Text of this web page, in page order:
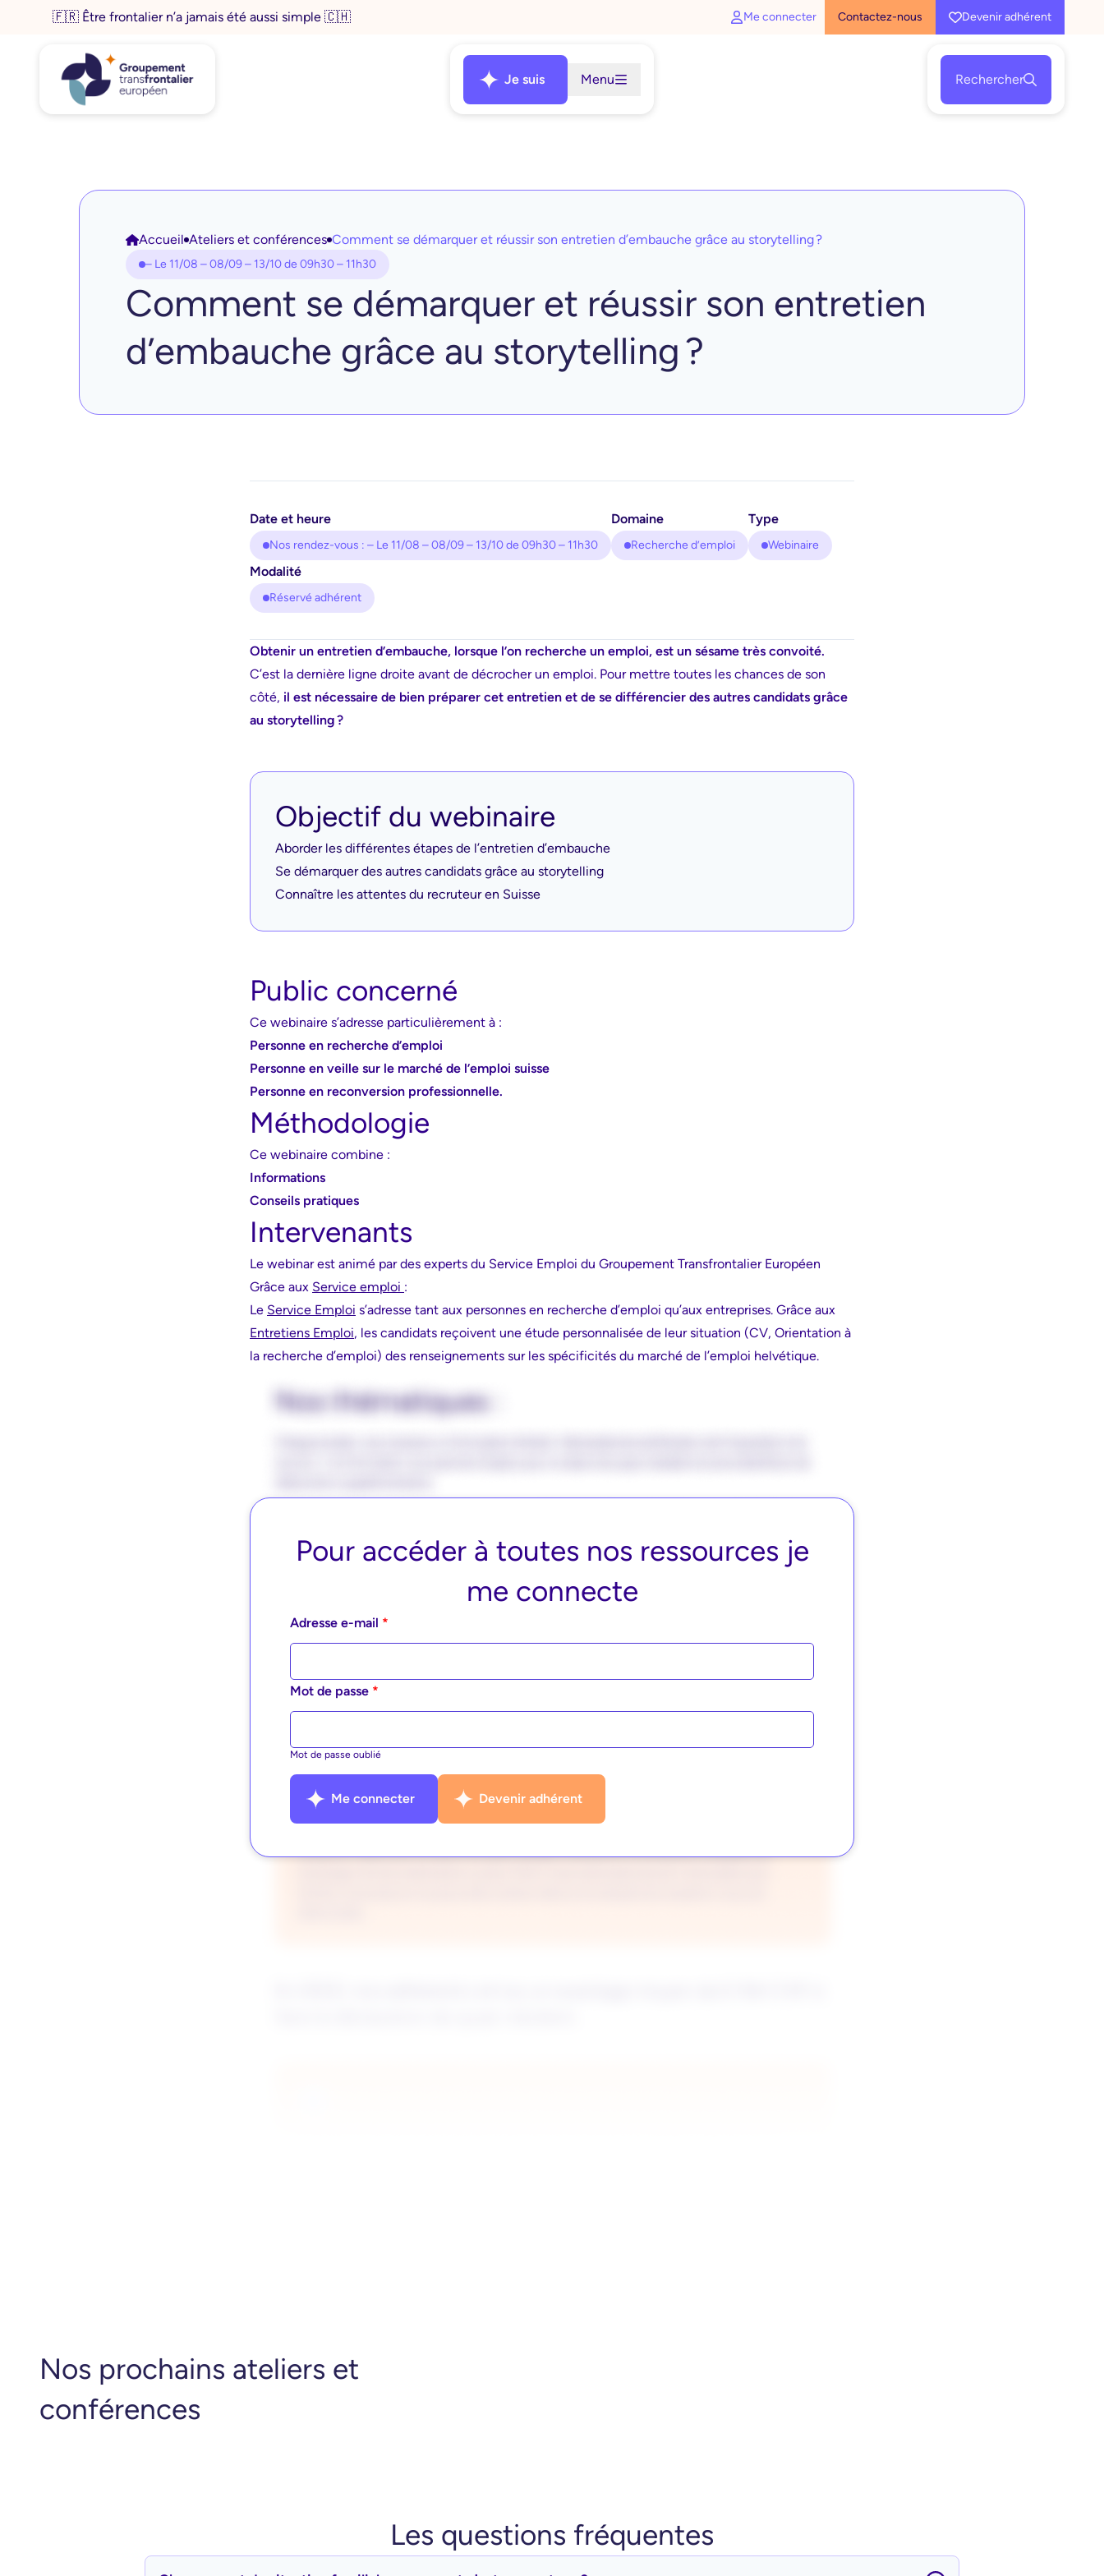
🇫🇷 Être frontalier n’a jamais été aussi simple 🇨🇭 Me connecter Contactez-nous Devenir adhérent
Rechercher
Je suis Menu
Accueil Ateliers et conférences Comment se démarquer et réussir son entretien d’embauche grâce au storytelling ?
– Le 11/08 – 08/09 – 13/10 de 09h30 – 11h30
Comment se démarquer et réussir son entretien
d’embauche grâce au storytelling ?
Date et heure
Nos rendez-vous : – Le 11/08 – 08/09 – 13/10 de 09h30 – 11h30
Domaine
Recherche d’emploi
Type
Webinaire
Modalité
Réservé adhérent
Obtenir un entretien d’embauche, lorsque l’on recherche un emploi, est un sésame très convoité.
C’est la dernière ligne droite avant de décrocher un emploi. Pour mettre toutes les chances de son
côté, il est nécessaire de bien préparer cet entretien et de se différencier des autres candidats grâce
au storytelling ?
Objectif du webinaire
Aborder les différentes étapes de l’entretien d’embauche
Se démarquer des autres candidats grâce au storytelling
Connaître les attentes du recruteur en Suisse
Public concerné
Ce webinaire s’adresse particulièrement à :
Personne en recherche d’emploi
Personne en veille sur le marché de l’emploi suisse
Personne en reconversion professionnelle.
Méthodologie
Ce webinaire combine :
Informations
Conseils pratiques
Intervenants
Le webinar est animé par des experts du Service Emploi du Groupement Transfrontalier Européen
Grâce aux Service emploi :
Le Service Emploi s’adresse tant aux personnes en recherche d’emploi qu’aux entreprises. Grâce aux
Entretiens Emploi, les candidats reçoivent une étude personnalisée de leur situation (CV, Orientation à
la recherche d’emploi) des renseignements sur les spécificités du marché de l’emploi helvétique.
Pour accéder à toutes nos ressources je
me connecte
Adresse e-mail *
Mot de passe *
Mot de passe oublié
Me connecter Devenir adhérent
Nos prochains ateliers et
conférences
Les questions fréquentes